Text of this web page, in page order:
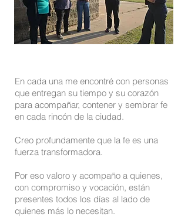
En cada una me encontré con personas
que entregan su tiempo y su corazón
para acompañar, contener y sembrar fe
en cada rincón de la ciudad.
Creo profundamente que la fe es una
fuerza transformadora.
Por eso valoro y acompaño a quienes,
con compromiso y vocación, están
presentes todos los días al lado de
quienes más lo necesitan.